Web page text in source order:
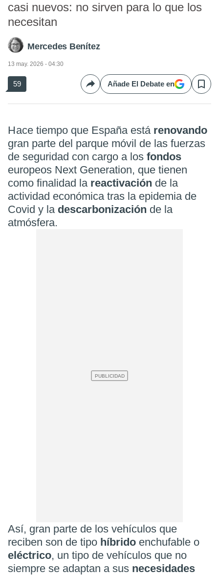
casi nuevos: no sirven para lo que los
necesitan
Mercedes Benítez
13 may. 2026 - 04:30
59 CompartirAñade El Debate en Save
Hace tiempo que España está renovando
gran parte del parque móvil de las fuerzas
de seguridad con cargo a los fondos
europeos Next Generation, que tienen
como finalidad la reactivación de la
actividad económica tras la epidemia de
Covid y la descarbonización de la
atmósfera.
Así, gran parte de los vehículos que
reciben son de tipo híbrido enchufable o
eléctrico, un tipo de vehículos que no
siempre se adaptan a sus necesidades